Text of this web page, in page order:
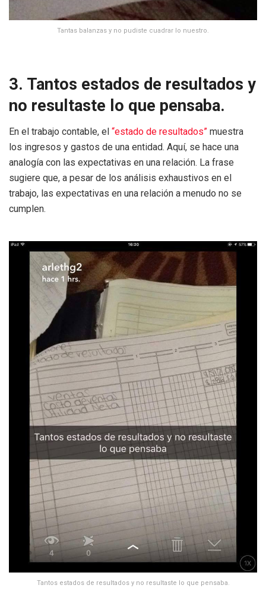
Tantas balanzas y no pudiste cuadrar lo nuestro.
3. Tantos estados de resultados y
no resultaste lo que pensaba.
En el trabajo contable, el “estado de resultados” muestra
los ingresos y gastos de una entidad. Aquí, se hace una
analogía con las expectativas en una relación. La frase
sugiere que, a pesar de los análisis exhaustivos en el
trabajo, las expectativas en una relación a menudo no se
cumplen.
Tantos estados de resultados y no resultaste lo que pensaba.